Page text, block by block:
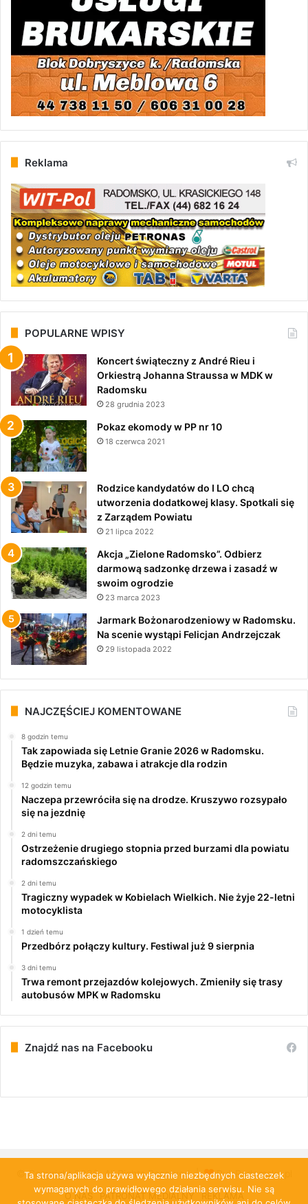
Reklama
POPULARNE WPISY
Koncert świąteczny z André Rieu i
Orkiestrą Johanna Straussa w MDK w
Radomsku
28 grudnia 2023
Pokaz ekomody w PP nr 10
18 czerwca 2021
Rodzice kandydatów do I LO chcą
utworzenia dodatkowej klasy. Spotkali się
z Zarządem Powiatu
21 lipca 2022
Akcja „Zielone Radomsko”. Odbierz
darmową sadzonkę drzewa i zasadź w
swoim ogrodzie
23 marca 2023
Jarmark Bożonarodzeniowy w Radomsku.
Na scenie wystąpi Felicjan Andrzejczak
29 listopada 2022
NAJCZĘŚCIEJ KOMENTOWANE
8 godzin temu
Tak zapowiada się Letnie Granie 2026 w Radomsku.
Będzie muzyka, zabawa i atrakcje dla rodzin
12 godzin temu
Naczepa przewróciła się na drodze. Kruszywo rozsypało
się na jezdnię
2 dni temu
Ostrzeżenie drugiego stopnia przed burzami dla powiatu
radomszczańskiego
2 dni temu
Tragiczny wypadek w Kobielach Wielkich. Nie żyje 22-letni
motocyklista
1 dzień temu
Przedbórz połączy kultury. Festiwal już 9 sierpnia
3 dni temu
Trwa remont przejazdów kolejowych. Zmieniły się trasy
autobusów MPK w Radomsku
Znajdź nas na Facebooku
© Copyright 2026, All Rights Reserved | PulsRadomska.pl
O NAS PATRONAT MEDIALNY REKLAMA
Ta strona/aplikacja używa wyłącznie niezbędnych ciasteczek
wymaganych do prawidłowego działania serwisu. Nie są